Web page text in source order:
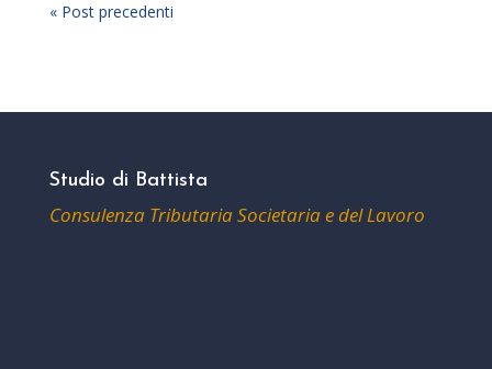
« Post precedenti
Studio di Battista
Consulenza Tributaria Societaria e del Lavoro